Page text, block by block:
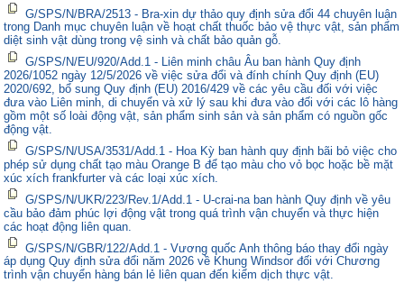
G/SPS/N/BRA/2513 - Bra-xin dự thảo quy định sửa đổi 44 chuyên luận
trong Danh mục chuyên luận về hoạt chất thuốc bảo vệ thực vật, sản phẩm
diệt sinh vật dùng trong vệ sinh và chất bảo quản gỗ.
G/SPS/N/EU/920/Add.1 - Liên minh châu Âu ban hành Quy định
2026/1052 ngày 12/5/2026 về việc sửa đổi và đính chính Quy định (EU)
2020/692, bổ sung Quy định (EU) 2016/429 về các yêu cầu đối với việc
đưa vào Liên minh, di chuyển và xử lý sau khi đưa vào đối với các lô hàng
gồm một số loài động vật, sản phẩm sinh sản và sản phẩm có nguồn gốc
động vật.
G/SPS/N/USA/3531/Add.1 - Hoa Kỳ ban hành quy định bãi bỏ việc cho
phép sử dụng chất tạo màu Orange B để tạo màu cho vỏ bọc hoặc bề mặt
xúc xích frankfurter và các loại xúc xích.
G/SPS/N/UKR/223/Rev.1/Add.1 - U-crai-na ban hành Quy định về yêu
cầu bảo đảm phúc lợi động vật trong quá trình vận chuyển và thực hiện
các hoạt động liên quan.
G/SPS/N/GBR/122/Add.1 - Vương quốc Anh thông báo thay đổi ngày
áp dụng Quy định sửa đổi năm 2026 về Khung Windsor đối với Chương
trình vận chuyển hàng bán lẻ liên quan đến kiểm dịch thực vật.